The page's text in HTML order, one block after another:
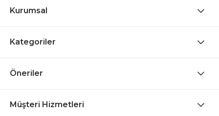
Kurumsal
Kategoriler
Öneriler
Müşteri Hizmetleri